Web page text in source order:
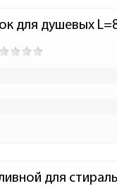
для душевых
для